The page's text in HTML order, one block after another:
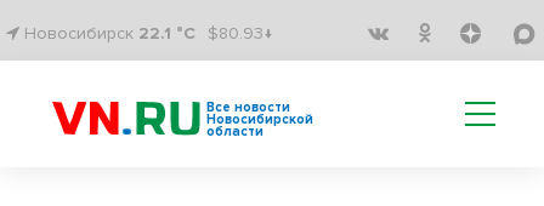
Новосибирск 22.1 °C $80.93↓
Все новости
Новосибирской
области